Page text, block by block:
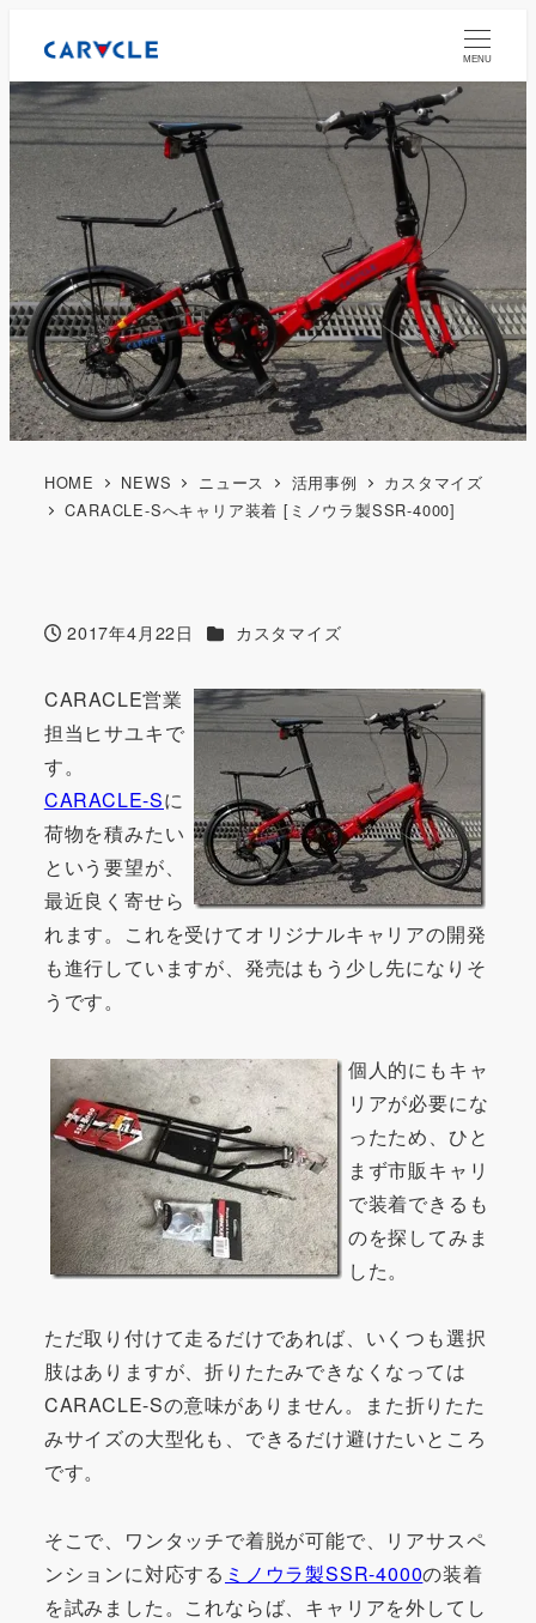
MENU
HOME NEWS ニュース 活用事例
カスタマイズ
CARACLE-Sへキャリア装着 [ミノウラ製SSR-4000]
投稿日
2017年4月22日 カテゴリー
カスタマイズ
CARACLE営業
担当ヒサユキで
す。
CARACLE-Sに
荷物を積みたい
という要望が、
最近良く寄せら
れます。これを受けてオリジナルキャリアの開発
も進行していますが、発売はもう少し先になりそ
うです。
個人的にもキャ
リアが必要にな
ったため、ひと
まず市販キャリ
で装着できるも
のを探してみま
した。
ただ取り付けて走るだけであれば、いくつも選択
肢はありますが、折りたたみできなくなっては
CARACLE-Sの意味がありません。また折りたた
みサイズの大型化も、できるだけ避けたいところ
です。
そこで、ワンタッチで着脱が可能で、リアサスペ
ンションに対応する ミノウラ製SSR-4000の装着
を試みました。これならば、キャリアを外してし